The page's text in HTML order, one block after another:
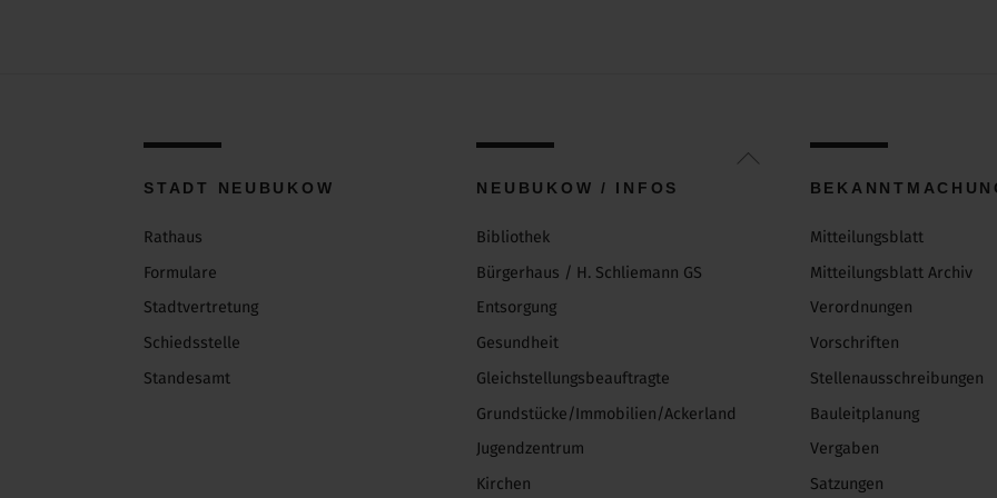
Back
STADT NEUBUKOW
Rathaus
Formulare
Stadtvertretung
Schiedsstelle
Standesamt
NEUBUKOW / INFOS
Bibliothek
Bürgerhaus / H. Schliemann GS
Entsorgung
Gesundheit
Gleichstellungsbeauftragte
Grundstücke/Immobilien/Ackerland
Jugendzentrum
Kirchen
Mitteilungsblatt
Mitteilungsblatt Archiv
Verordnungen
Vorschriften
Stellenausschreibungen
Bauleitplanung
Vergaben
Satzungen